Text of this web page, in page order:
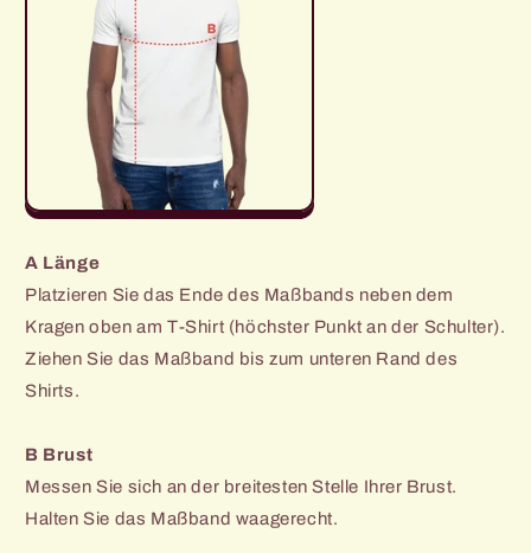
A Länge
Platzieren Sie das Ende des Maßbands neben dem
Kragen oben am T-Shirt (höchster Punkt an der Schulter).
Ziehen Sie das Maßband bis zum unteren Rand des
Shirts.
B Brust
Messen Sie sich an der breitesten Stelle Ihrer Brust.
Halten Sie das Maßband waagerecht.